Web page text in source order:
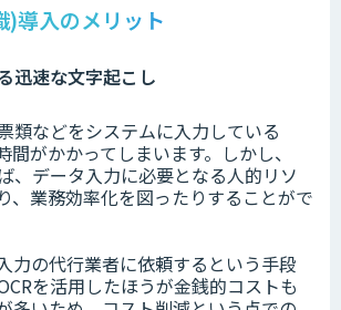
)導入のメリット
迅速な文字起こし
類などをシステムに入力している
間がかかってしまいます。しかし、
、データ入力に必要となる人的リソ
、業務効率化を図ったりすることがで
力の代行業者に依頼するという手段
を活用したほうが金銭的コストも